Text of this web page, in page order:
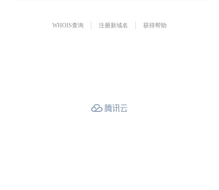
WHOIS查询 注册新域名 获得帮助